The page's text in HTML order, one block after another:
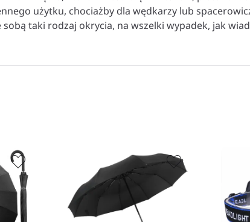
użytku, chociażby dla wędkarzy lub
taki rodzaj okrycia, na wszelki wypadek, jak